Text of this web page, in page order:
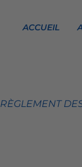
ACCUEIL
RÈGLEMENT